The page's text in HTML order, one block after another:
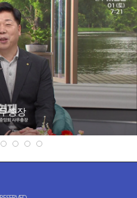
총장